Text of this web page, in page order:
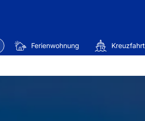
Ferienwohnung Kreuzfahrt